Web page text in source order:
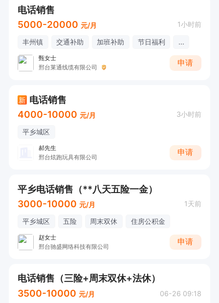
电话销售
5000-20000 元/月 1小时前
丰州镇 交通补助 加班补助 节日福利 ...
甄女士
邢台莱通线缆有限公司
申请
新 电话销售
4000-10000 元/月 3小时前
平乡城区
郝先生
邢台炫跑玩具有限公司
申请
平乡电话销售（**八天五险一金）
3000-10000 元/月 1天前
平乡城区 五险 周末双休 住房公积金
赵女士
邢台驰盛网络科技有限公司
申请
电话销售（三险+周末双休+法休）
3500-10000 元/月 06-26 09:18